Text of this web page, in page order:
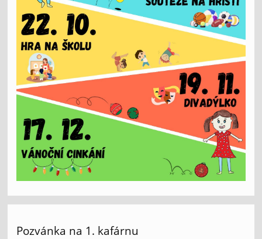
Pozvánka na 1. kafárnu